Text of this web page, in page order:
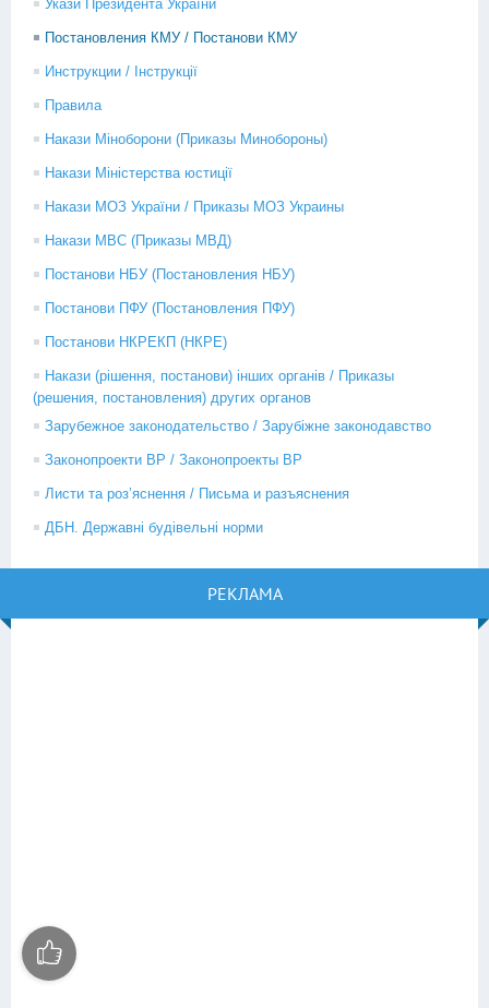
Укази Президента України
Постановления КМУ / Постанови КМУ
Инструкции / Інструкції
Правила
Накази Міноборони (Приказы Минобороны)
Накази Міністерства юстиції
Накази МОЗ України / Приказы МОЗ Украины
Накази МВС (Приказы МВД)
Постанови НБУ (Постановления НБУ)
Постанови ПФУ (Постановления ПФУ)
Постанови НКРЕКП (НКРЕ)
Накази (рішення, постанови) інших органів / Приказы
(решения, постановления) других органов
Зарубежное законодательство / Зарубіжне законодавство
Законопроекти ВР / Законопроекты ВР
Листи та роз’яснення / Письма и разъяснения
ДБН. Державні будівельні норми
РЕКЛАМА